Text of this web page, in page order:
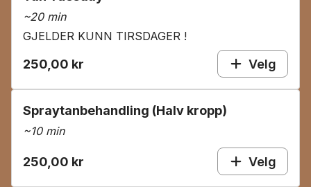
~20 min
GJELDER KUNN TIRSDAGER !
250,00 kr Velg
Spraytanbehandling (Halv kropp)
~10 min
250,00 kr Velg